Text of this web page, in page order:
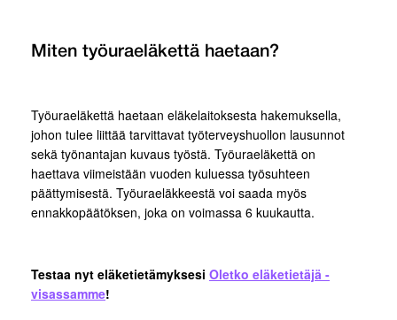
Miten työuraeläkettä haetaan?
Työuraeläkettä haetaan eläkelaitoksesta hakemuksella,
johon tulee liittää tarvittavat työterveyshuollon lausunnot
sekä työnantajan kuvaus työstä. Työuraeläkettä on
haettava viimeistään vuoden kuluessa työsuhteen
päättymisestä. Työuraeläkkeestä voi saada myös
ennakkopäätöksen, joka on voimassa 6 kuukautta.
Testaa nyt eläketietämyksesi Oletko eläketietäjä -
visassamme!